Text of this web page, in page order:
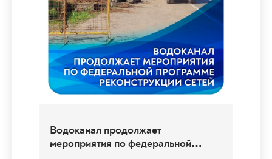
Установка новых люков колодцев на
дороге
Сотрудники Водоканала провели работы по
восстановлению дорожного покрытия в...
04.08.2026